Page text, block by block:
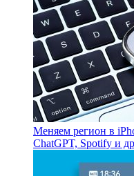
Меняем регион в
ChatGPT, Spotify и